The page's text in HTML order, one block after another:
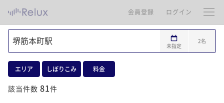
会員登録 ログイン
未指定
2名
エリア しぼりこみ 料金
該当件数 81件